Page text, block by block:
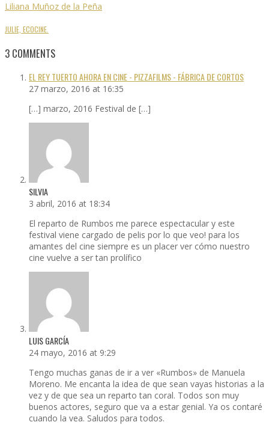
Liliana Muñoz de la Peña
JULIE, ECOCINE.
3 COMMENTS
EL REY TUERTO AHORA EN CINE - PIZZAFILMS - FÁBRICA DE CORTOS
27 marzo, 2016 at 16:35
[…] marzo, 2016 Festival de […]
SILVIA
3 abril, 2016 at 18:34
El reparto de Rumbos me parece espectacular y este
festival viene cargado de pelis por lo que veo! para los
amantes del cine siempre es un placer ver cómo nuestro
cine vuelve a ser tan prolífico
LUIS GARCÍA
24 mayo, 2016 at 9:29
Tengo muchas ganas de ir a ver «Rumbos» de Manuela
Moreno. Me encanta la idea de que sean vayas historias a la
vez y de que sea un reparto tan coral. Todos son muy
buenos actores, seguro que va a estar genial. Ya os contaré
cuando la vea. Saludos para todos.